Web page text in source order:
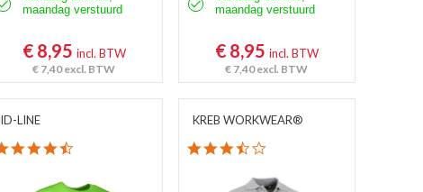
maandag verstuurd
€ 8,95 incl. BTW
€ 7,40excl. BTW
maandag verstuurd
€ 8,95 incl. BTW
€ 7,40excl. BTW
ID-LINE KREB WORKWEAR®
3.7 star rating